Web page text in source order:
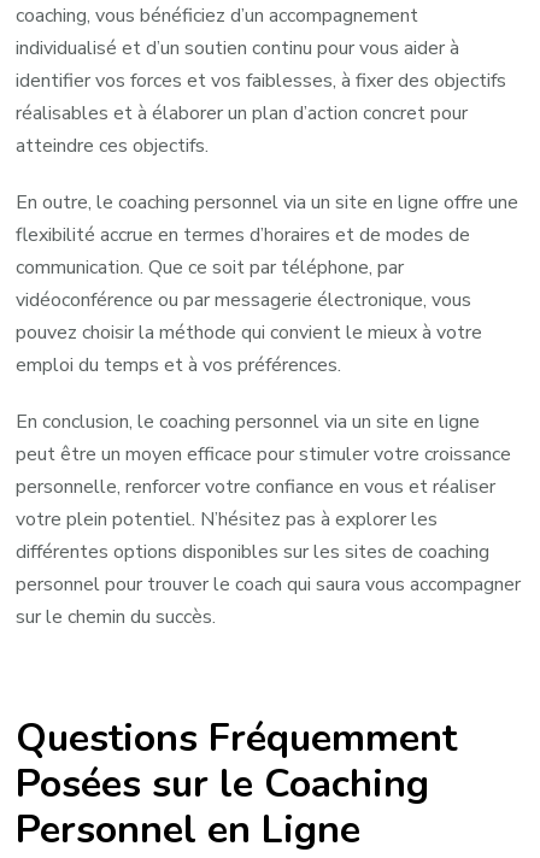
coaching, vous bénéficiez d’un accompagnement
individualisé et d’un soutien continu pour vous aider à
identifier vos forces et vos faiblesses, à fixer des objectifs
réalisables et à élaborer un plan d’action concret pour
atteindre ces objectifs.
En outre, le coaching personnel via un site en ligne offre une
flexibilité accrue en termes d’horaires et de modes de
communication. Que ce soit par téléphone, par
vidéoconférence ou par messagerie électronique, vous
pouvez choisir la méthode qui convient le mieux à votre
emploi du temps et à vos préférences.
En conclusion, le coaching personnel via un site en ligne
peut être un moyen efficace pour stimuler votre croissance
personnelle, renforcer votre confiance en vous et réaliser
votre plein potentiel. N’hésitez pas à explorer les
différentes options disponibles sur les sites de coaching
personnel pour trouver le coach qui saura vous accompagner
sur le chemin du succès.
Questions Fréquemment
Posées sur le Coaching
Personnel en Ligne